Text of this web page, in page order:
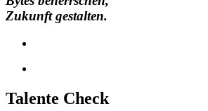
Zukunft gestalten.
Talente Check